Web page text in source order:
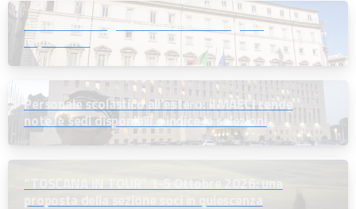
Assunzioni dirigenti scolastici: un segnale
importante
Personale scolastico all’estero: il MAECI rende
note le sedi disponibili e indice le selezioni